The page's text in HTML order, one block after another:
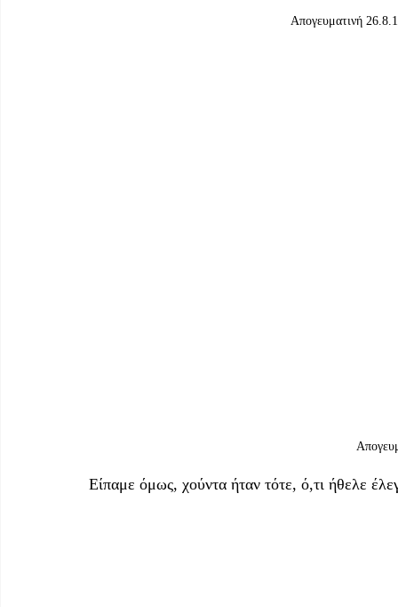
Απογευματινή
Είπαμε όμως, χούντα ήταν τότε, ό,τι ήθελε